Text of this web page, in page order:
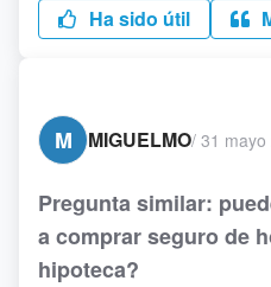
Ha sido útil
M
MIGUELMO/ 31 mayo
Pregunta similar:
a comprar seguro de
hipoteca?